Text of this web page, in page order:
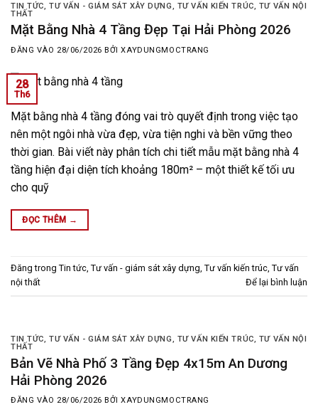
TIN TỨC ,TƯ VẤN - GIÁM SÁT XÂY DỰNG TƯ VẤN KIẾN TRÚC
TƯ VẤN NỘI
THẤT
Mặt Bằng Nhà 4 Tầng Đẹp Tại Hải Phòng 2026
ĐĂNG VÀO 28/06/2026 BỞIXAYDUNGMOCTRANG
28
Th6
Mặt bằng nhà 4 tầng đóng vai trò quyết định trong việc tạo
nên một ngôi nhà vừa đẹp, vừa tiện nghi và bền vững theo
thời gian. Bài viết này phân tích chi tiết mẫu mặt bằng nhà 4
tầng hiện đại diện tích khoảng 180m² – một thiết kế tối ưu
cho quỹ
ĐỌC THÊM →
Đăng trong Tin tức, Tư vấn - giám sát xây dựng, Tư vấn kiến trúc, Tư vấn
nội thất
Để lại bình luận
TIN TỨC,TƯ VẤN - GIÁM SÁT XÂY DỰNG, TƯ VẤN KIẾN TRÚC, TƯ VẤN NỘI
THẤT
Bản Vẽ Nhà Phố 3 Tầng Đẹp 4x15m An Dương
Hải Phòng 2026
ĐĂNG VÀO 28/06/2026 BỞIXAYDUNGMOCTRANG